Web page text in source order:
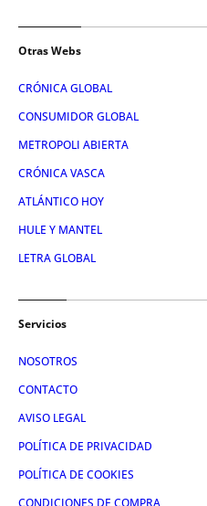
Otras Webs
CRÓNICA GLOBAL
CONSUMIDOR GLOBAL
METROPOLI ABIERTA
CRÓNICA VASCA
ATLÁNTICO HOY
HULE Y MANTEL
LETRA GLOBAL
Servicios
NOSOTROS
CONTACTO
AVISO LEGAL
POLÍTICA DE PRIVACIDAD
POLÍTICA DE COOKIES
CONDICIONES DE COMPRA